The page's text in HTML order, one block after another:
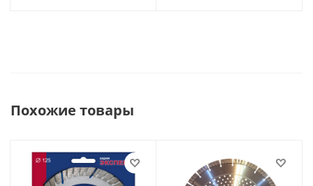
Похожие товары